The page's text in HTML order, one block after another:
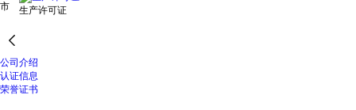
生产许可证

公司简介
公司介绍
认证信息
荣誉证书
市